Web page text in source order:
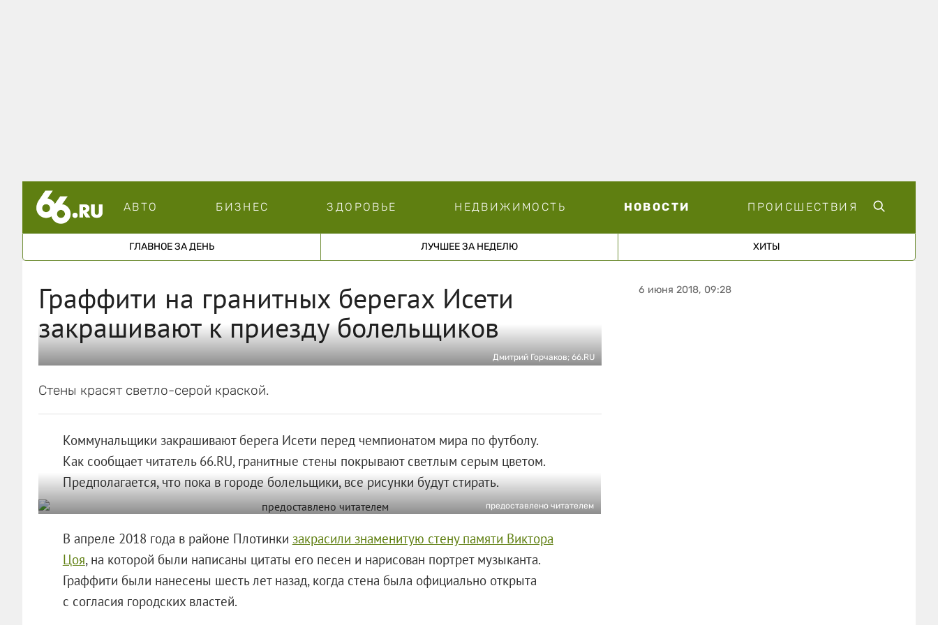
АВТО БИЗНЕС ЗДОРОВЬЕ НЕДВИЖИМОСТЬ НОВОСТИ ПРОИСШЕСТВИЯ
ГЛАВНОЕ ЗА ДЕНЬ ЛУЧШЕЕ ЗА НЕДЕЛЮ ХИТЫ
Граффити на гранитных берегах Исети
закрашивают к приезду болельщиков
Дмитрий Горчаков; 66.RU
Стены красят светло-серой краской.
Коммунальщики закрашивают берега Исети перед чемпионатом мира по футболу.
Как сообщает читатель 66.RU, гранитные стены покрывают светлым серым цветом.
Предполагается, что пока в городе болельщики, все рисунки будут стирать.
предоставлено читателем
В апреле 2018 года в районе Плотинки закрасили знаменитую стену памяти Виктора
Цоя, на которой были написаны цитаты его песен и нарисован портрет музыканта.
Граффити были нанесены шесть лет назад, когда стена была официально открыта
с согласия городских властей.
6 июня 2018, 09:28